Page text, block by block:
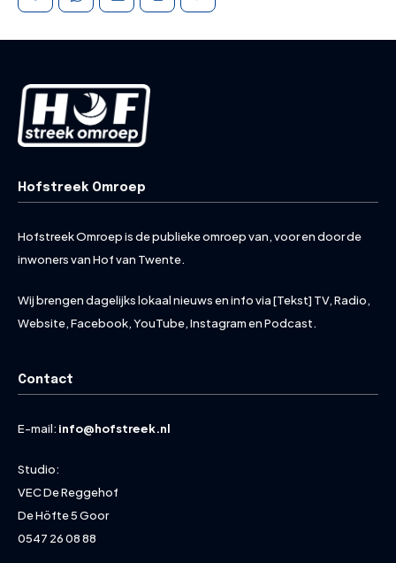
Hofstreek Omroep
Hofstreek Omroep is de publieke omroep van, voor en door de
inwoners van Hof van Twente.
Wij brengen dagelijks lokaal nieuws en info via [Tekst] TV, Radio,
Website, Facebook, YouTube, Instagram en Podcast.
Contact
E-mail: info@hofstreek.nl
Studio:
VEC De Reggehof
De Höfte 5 Goor
0547 26 08 88